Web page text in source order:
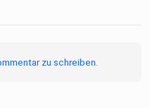
zu schreiben.